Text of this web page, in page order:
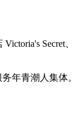
Secret、
年青潮人集体。